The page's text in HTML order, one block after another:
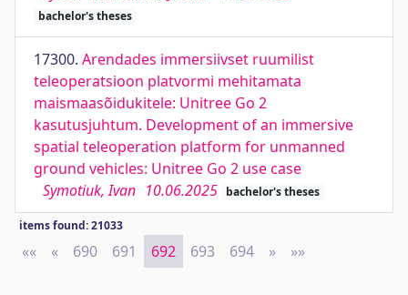
bachelor's theses
17300. Arendades immersiivset ruumilist
teleoperatsioon platvormi mehitamata
maismaasõidukitele: Unitree Go 2
kasutusjuhtum. Development of an immersive
spatial teleoperation platform for unmanned
ground vehicles: Unitree Go 2 use case
Symotiuk, Ivan 10.06.2025 bachelor's theses
items found: 21033
«« First
« Previous
690 691 692 693 694 » Next
»»